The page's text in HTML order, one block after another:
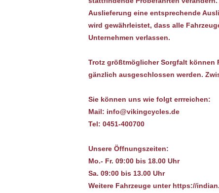
Auslieferung eine entsprechende
wird gewährleistet, dass alle
Unternehmen verlassen.
Trotz größtmöglicher Sorgfalt können
gänzlich ausgeschlossen werden.
Sie können uns wie folgt errreichen:
Mail: info@vikingcycles.de
Tel: 0451-400700
Unsere Öffnungszeiten:
Mo.- Fr. 09:00 bis 18.00 Uhr
Sa. 09:00 bis 13.00 Uhr
Weitere Fahrzeuge unter https://